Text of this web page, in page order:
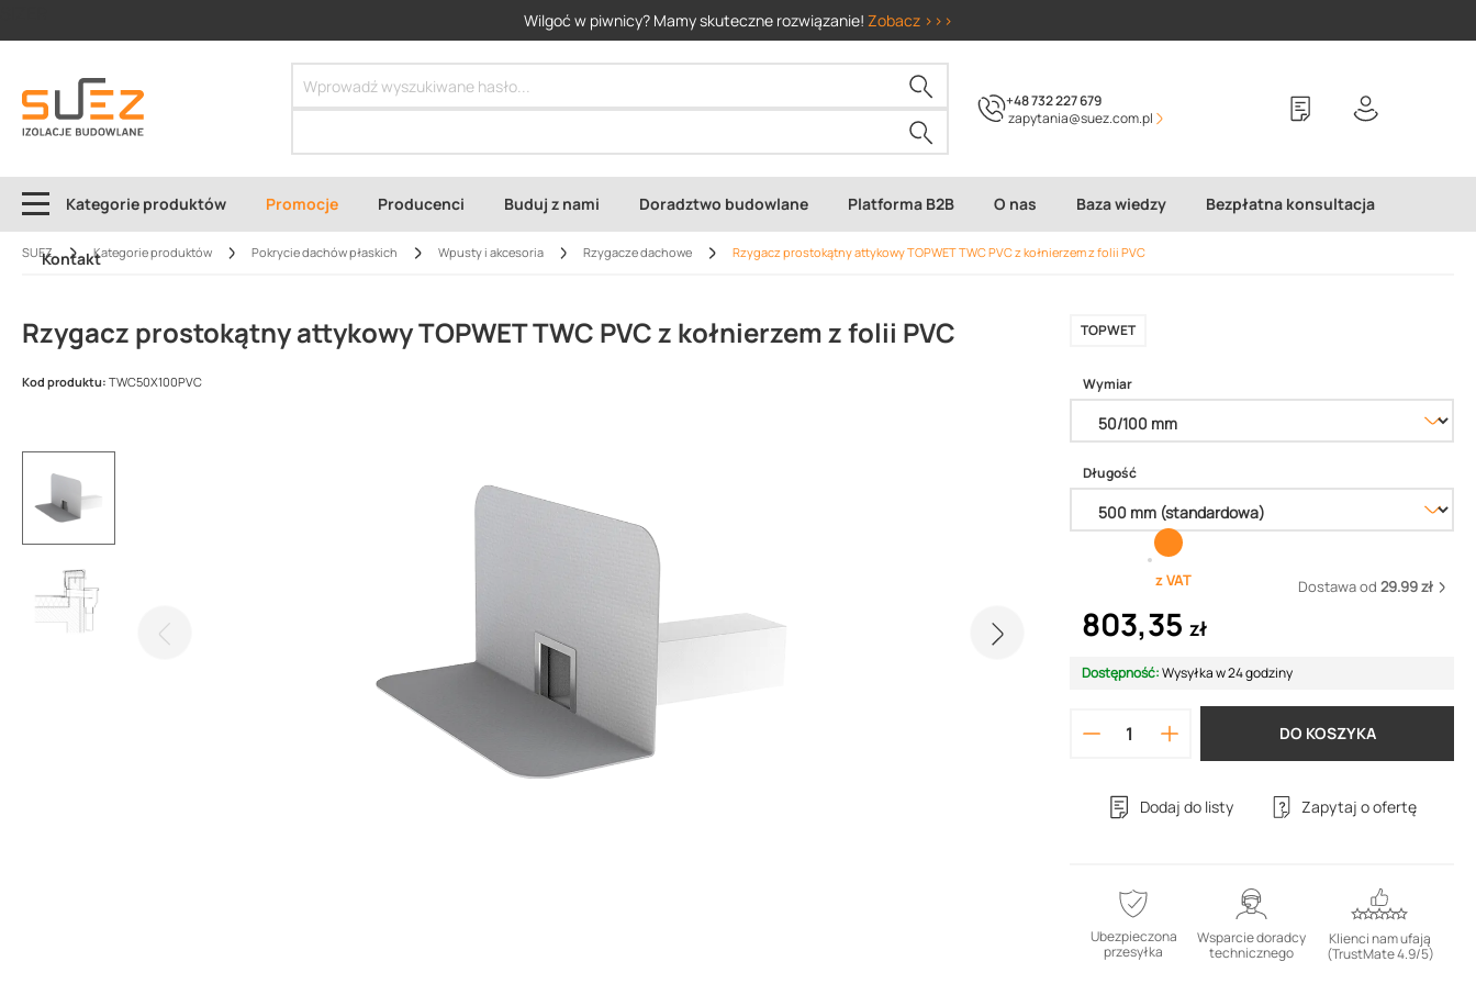
Wilgoć w piwnicy? Mamy skuteczne rozwiązanie! Zobacz >>>
+48 732 227 679
zapytania@suez.com.pl
Kategorie produktów Promocje Producenci Buduj z nami Doradztwo budowlane Platforma B2B O nas Baza wiedzy Bezpłatna konsultacja
Kontakt
SUEZ Kategorie produktów Pokrycie dachów płaskich Wpusty i akcesoria Rzygacze dachowe Rzygacz prostokątny attykowy TOPWET TWC PVC z kołnierzem z folii PVC
Rzygacz prostokątny attykowy TOPWET TWC PVC z kołnierzem z folii PVC TOPWET
Kod produktu: TWC50X100PVC Wymiar
Długość
z VAT Dostawa od 29.99 zł
803,35 zł
Dostępność:Wysyłka w 24 godziny
DO KOSZYKA
Dodaj do listy Zapytaj o ofertę
Ubezpieczona
przesyłka
Wsparcie doradcy
technicznego
Klienci nam ufają
(TrustMate 4.9/5)